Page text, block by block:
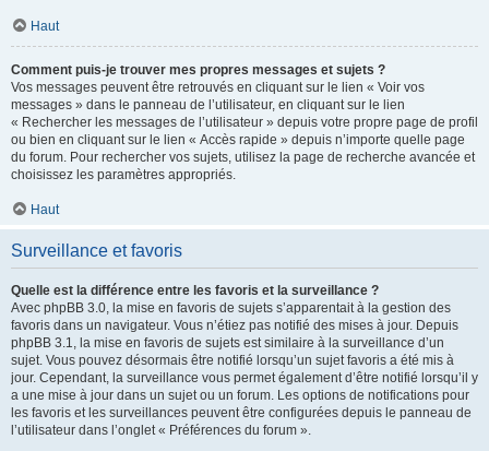
Haut
Comment puis-je trouver mes propres messages et sujets ?
Vos messages peuvent être retrouvés en cliquant sur le lien « Voir vos
messages » dans le panneau de l’utilisateur, en cliquant sur le lien
« Rechercher les messages de l’utilisateur » depuis votre propre page de profil
ou bien en cliquant sur le lien « Accès rapide » depuis n’importe quelle page
du forum. Pour rechercher vos sujets, utilisez la page de recherche avancée et
choisissez les paramètres appropriés.
Haut
Surveillance et favoris
Quelle est la différence entre les favoris et la surveillance ?
Avec phpBB 3.0, la mise en favoris de sujets s’apparentait à la gestion des
favoris dans un navigateur. Vous n’étiez pas notifié des mises à jour. Depuis
phpBB 3.1, la mise en favoris de sujets est similaire à la surveillance d’un
sujet. Vous pouvez désormais être notifié lorsqu’un sujet favoris a été mis à
jour. Cependant, la surveillance vous permet également d’être notifié lorsqu’il y
a une mise à jour dans un sujet ou un forum. Les options de notifications pour
les favoris et les surveillances peuvent être configurées depuis le panneau de
l’utilisateur dans l’onglet « Préférences du forum ».